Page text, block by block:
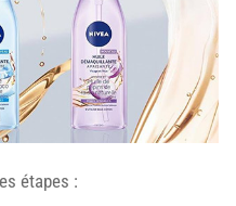
étapes :